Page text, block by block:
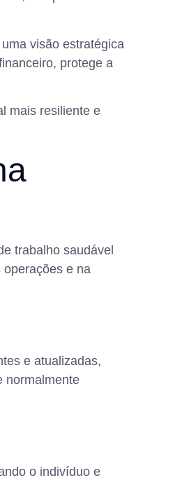
visão estratégica
protege a
mais resiliente e
trabalho saudável
e na
e atualizadas,
normalmente
o indivíduo e